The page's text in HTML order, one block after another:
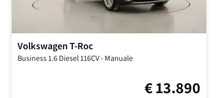
VolkswagenT-Roc
Business1.6 Diesel 116CV-Manuale
€13.890